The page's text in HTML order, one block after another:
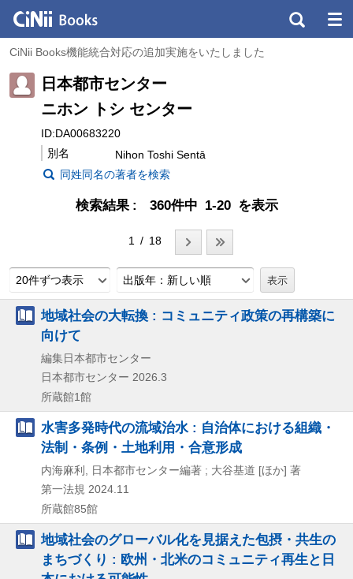
CiNii Books機能統合対応の追加実施をいたしました
日本都市センター
ニホン トシ センター
ID:DA00683220
別名
Nihon Toshi Sentā
同姓同名の著者を検索
検索結果 360件中 1-20 を表示
1 / 18
20件ずつ表示 出版年：新しい順
地域社会の大転換 : コミュニティ政策の再構築に
向けて
編集日本都市センター
日本都市センター 2026.3
所蔵館1館
水害多発時代の流域治水 : 自治体における組織・
法制・条例・土地利用・合意形成
内海麻利, 日本都市センター編著 ; 大谷基道 [ほか] 著
第一法規 2024.11
所蔵館85館
地域社会のグローバル化を見据えた包摂・共生の
まちづくり : 欧州・北米のコミュニティ再生と日